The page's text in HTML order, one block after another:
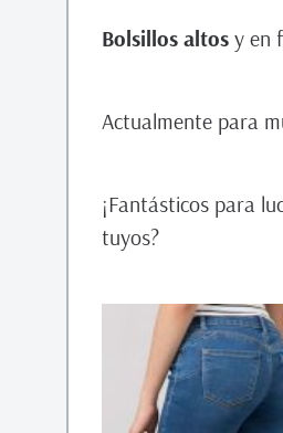
Bolsillos altos y en
Actualmente para
¡Fantásticos para
tuyos?